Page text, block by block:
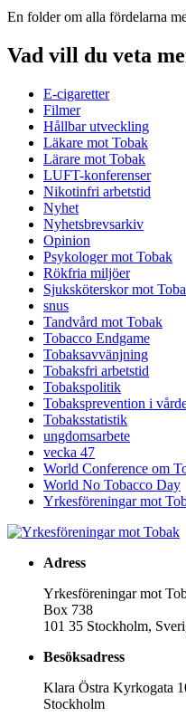
En folder om alla fördelarna
Vad vill du veta
E-cigaretter
Filmer
Hållbar utveckling
Läkare mot Tobak
Lärare mot Tobak
LUFT-konferenser
Nikotinfri arbetstid
Nyhet
Nyhetsbrevsarkiv
Opinion
Psykologer mot Tobak
Rökfria miljöer
Sjuksköterskor mot
snus
Tandvård mot Tobak
Tobacco Endgame
Tobaksavvänjning
Tobaksfri arbetstid
Tobakspolitik
Tobaksprevention i
Tobaksstatistik
ungdomsarbete
vecka 47
World Conference om
World No Tobacco Day
Yrkesföreningar mot
Adress
Yrkesföreningar mot
Box 738
101 35 Stockholm,
Besöksadress
Klara Östra Kyrkogata
Stockholm